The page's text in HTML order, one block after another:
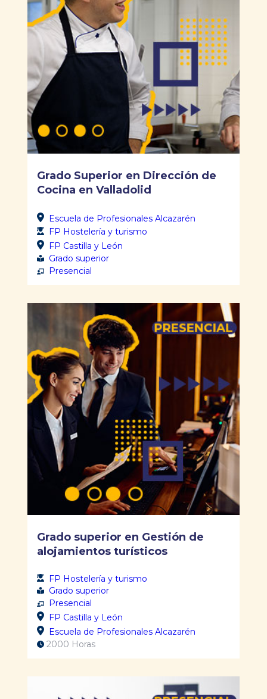
Grado Superior en Dirección de
Cocina en Valladolid
Escuela de Profesionales Alcazarén
FP Hostelería y turismo
FP Castilla y León
Grado superior
Presencial
Grado superior en Gestión de
alojamientos turísticos
FP Hostelería y turismo
Grado superior
Presencial
FP Castilla y León
Escuela de Profesionales Alcazarén
2000 Horas